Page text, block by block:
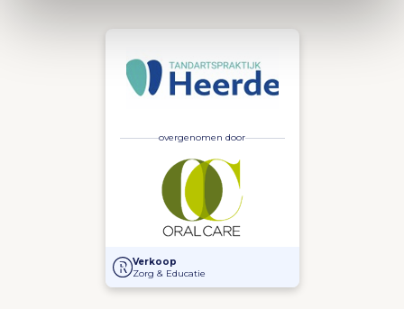
overgenomen door
Overname van Tandartspraktijk Heerde en
Verkoop
Zorg & Educatie